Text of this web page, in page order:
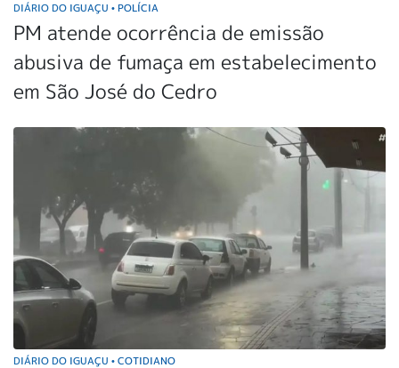
DIÁRIO DO IGUAÇU • POLÍCIA
PM atende ocorrência de emissão
abusiva de fumaça em estabelecimento
em São José do Cedro
DIÁRIO DO IGUAÇU • COTIDIANO